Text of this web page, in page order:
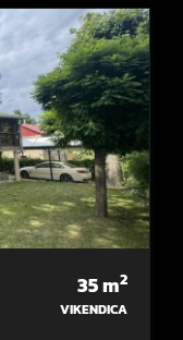
35m2
VIKENDICA